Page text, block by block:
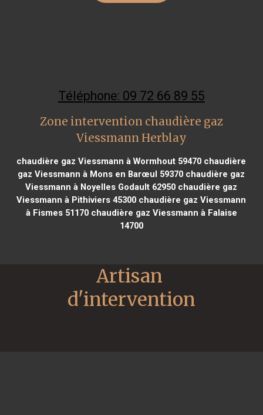
Téléphone: 09 72 66 89 55
Zone intervention chaudière gaz
Viessmann Herblay
chaudière gaz Viessmann à Wormhout 59470 chaudière
gaz Viessmann à Mons en Barœul 59370 chaudière gaz
Viessmann à Noyelles Godault 62950 chaudière gaz
Viessmann à Pithiviers 45300 chaudière gaz Viessmann
à Fismes 51170chaudière gaz Viessmann à Falaise
14700
Artisan
d'intervention